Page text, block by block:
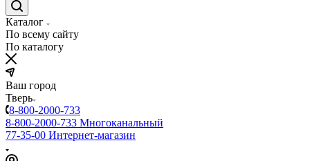
Каталог
По всему сайту
По каталогу
Ваш город
Тверь
8-800-2000-733
8-800-2000-733 Многоканальный
77-35-00 Интернет-магазин